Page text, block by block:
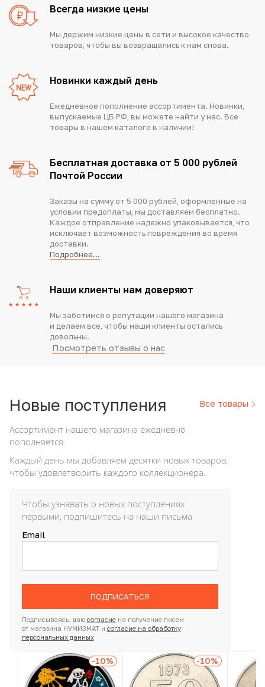
Всегда низкие цены
Мы держим низкие цены в сети и высокое качество
товаров, чтобы вы возвращались к нам снова.
Новинки каждый день
Ежедневное пополнение ассортимента. Новинки,
выпускаемые ЦБ РФ, вы можете найти у нас. Все
товары в нашем каталоге в наличии!
Бесплатная доставка от 5 000 рублей
Почтой России
Заказы на сумму от 5 000 рублей, оформленные на
условии предоплаты, мы доставляем бесплатно.
Каждое отправление надежно упаковывается, что
исключает возможность повреждения во время
доставки.
Подробнее...
Наши клиенты нам доверяют
Мы заботимся о репутации нашего магазина
и делаем все, чтобы наши клиенты остались
довольны.
Посмотреть отзывы о нас
Все товары
Новые поступления
Ассортимент нашего магазина ежедневно
пополняется.
Каждый день мы добавляем десятки новых товаров,
чтобы удовлетворить каждого коллекционера.
Чтобы узнавать о новых поступлениях
первыми, подпишитесь на наши письма
Email
ПОДПИСАТЬСЯ
Подписываясь, даю согласиена получение писем
от магазина НУМИЗМАТ и согласие на обработку
персональных данных
-10% -10%